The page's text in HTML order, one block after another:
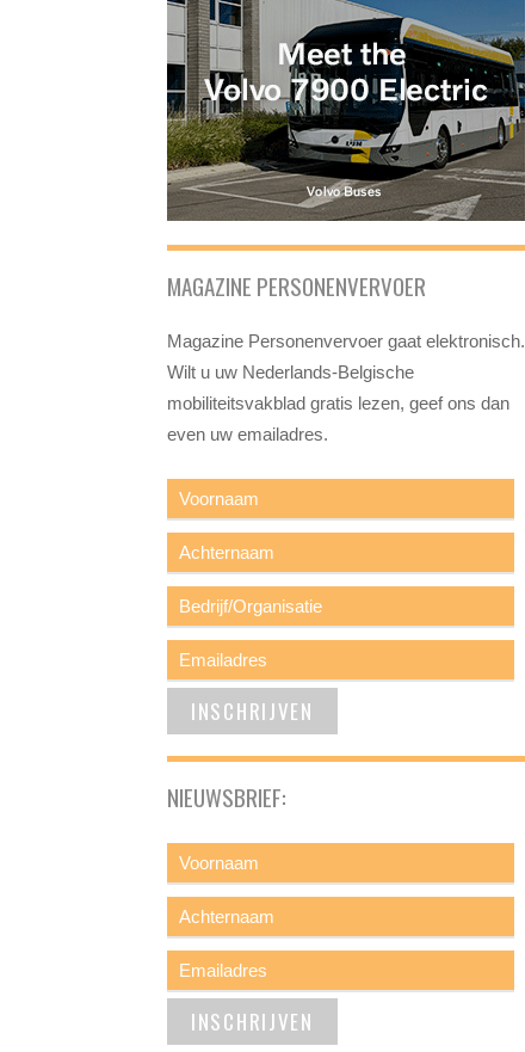
MAGAZINE PERSONENVERVOER
Magazine Personenvervoer gaat elektronisch.
Wilt u uw Nederlands-Belgische
mobiliteitsvakblad gratis lezen, geef ons dan
even uw emailadres.
NIEUWSBRIEF: